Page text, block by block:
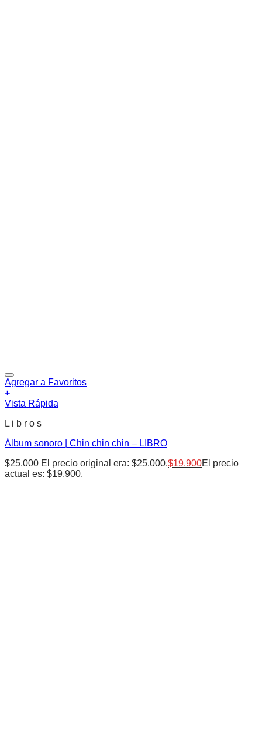
Agregar a Favoritos
+
Vista Rápida
L i b r o s
Álbum sonoro | Chin chin chin – LIBRO
$25.000 El precio original era: $25.000.$19.900El precio
actual es: $19.900.